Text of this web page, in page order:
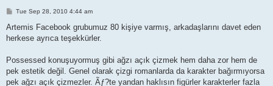
P
s
Tue Sep 28, 2010 4:44 am
Artemis Facebook grubumuz 80 kişiye varmış, arkadaşlarını davet eden
herkese ayrıca teşekkürler.
Possessed konuşuyormuş gibi ağzı açık çizmek hem daha zor hem de
pek estetik değil. Genel olarak çizgi romanlarda da karakter bağırmıyorsa
pek ağzı açık çizmezler. Ãƒ?te yandan haklısın figürler karakterler fazla